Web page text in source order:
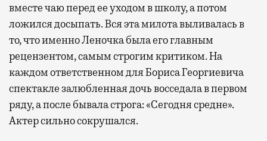
вместе чаю перед ее уходом в школу, а потом
ложился досыпать. Вся эта милота выливалась в
то, что именно Леночка была его главным
рецензентом, самым строгим критиком. На
каждом ответственном для Бориса Георгиевича
спектакле залюбленная дочь восседала в первом
ряду, а после бывала строга: «Сегодня средне».
Актер сильно сокрушался.